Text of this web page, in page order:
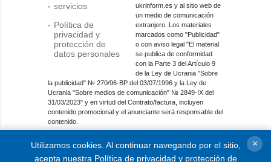
servicios
Política de
privacidad y
protección de
datos personales
ukrinform.es y al sitio web de
un medio de comunicación
extranjero. Los materiales
marcados como "Publicidad"
o con aviso legal "El material
se publica de conformidad
con la Parte 3 del Artículo 9
de la Ley de Ucrania "Sobre
la publicidad" № 270/96-ВР del 03/07/1996 y la Ley de
Ucrania "Sobre medios de comunicación" № 2849-IX del
31/03/2023" y en virtud del Contrato/factura, incluyen
contenido promocional y el anunciante será responsable del
contenido.
Entidad de medios en línea; identificador de medios: R40-
01421.
Utilizamos cookies. Al continuar navegando por el sitio,
acepta nuestra Política de privacidad y protección de
×